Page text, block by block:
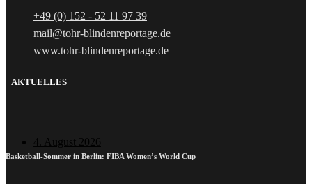
+49 (0) 152 - 52 11 97 39
mail@tohr-blindenreportage.de
www.tohr-blindenreportage.de
AKTUELLES
4. August 2026
Basketball-Sommer in Berlin: FIBA Women’s World Cup